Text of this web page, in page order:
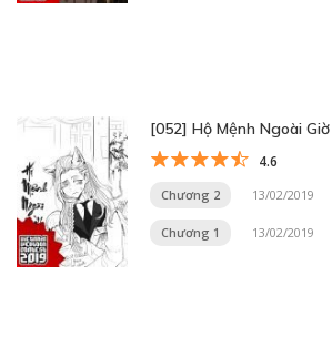
[052] Hộ Mệnh Ngoài Giờ
4.6
Chương 2 13/02/2019
Chương 1 13/02/2019